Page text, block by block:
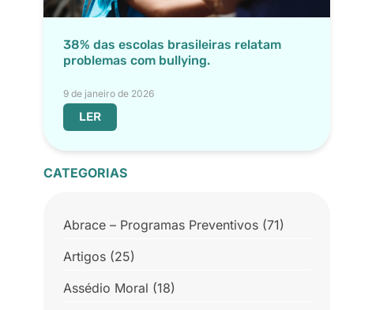
38% das escolas brasileiras relatam
problemas com bullying.
9 de janeiro de 2026
LER
CATEGORIAS
Abrace – Programas Preventivos(71)
Artigos(25)
Assédio Moral (18)